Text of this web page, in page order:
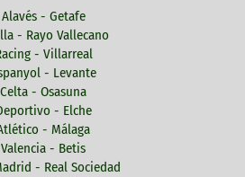
Alavés - Getafe
- Rayo Vallecano
- Villarreal
- Levante
Celta - Osasuna
- Elche
- Málaga
Valencia - Betis
- Real Sociedad